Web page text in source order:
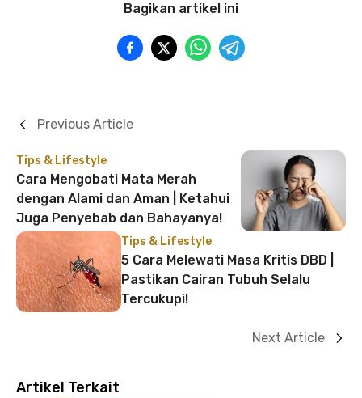
Bagikan artikel ini
Tips & Lifestyle
Cara Mengobati Mata Merah
dengan Alami dan Aman | Ketahui
Juga Penyebab dan Bahayanya!
Previous Article
Tips & Lifestyle
5 Cara Melewati Masa Kritis DBD |
Pastikan Cairan Tubuh Selalu
Tercukupi!
Next Article
Artikel Terkait